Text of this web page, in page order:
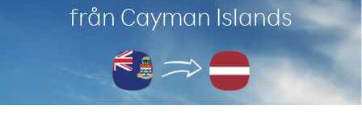
från Cayman Islands